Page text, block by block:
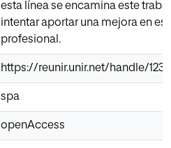
esta línea se encamina este
intentar aportar una mejora en
profesional.
https://reunir.unir.net/handle/
spa
openAccess